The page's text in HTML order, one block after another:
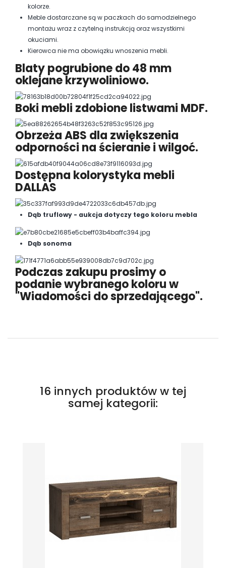
kolorze.
Meble dostarczane są w paczkach do samodzielnego
montażu wraz z czytelną instrukcją oraz wszystkimi
okuciami.
Kierowca nie ma obowiązku wnoszenia mebli.
Blaty pogrubione do 48 mm
oklejane krzywoliniowo.
Boki mebli zdobione listwami MDF.
Obrzeża ABS dla zwiększenia
odporności na ścieranie i wilgoć.
Dostępna kolorystyka mebli
DALLAS
Dąb truflowy - aukcja dotyczy tego koloru mebla
Dąb sonoma
Podczas zakupu prosimy o
podanie wybranego koloru w
"Wiadomości do sprzedającego".
16 innych produktów w tej
samej kategorii: